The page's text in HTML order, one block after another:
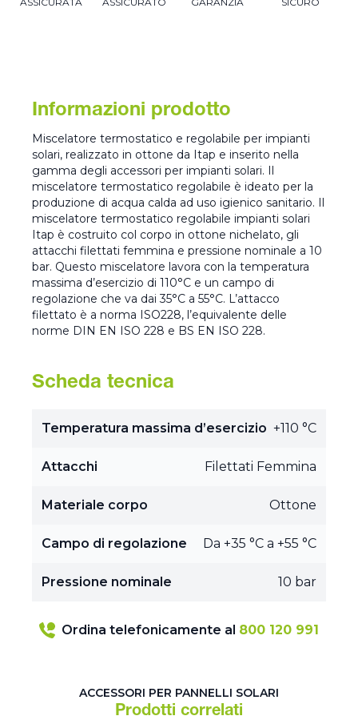
Informazioni prodotto
Miscelatore termostatico e regolabile per impianti
solari, realizzato in ottone da Itap e inserito nella
gamma degli accessori per impianti solari. Il
miscelatore termostatico regolabile è ideato per la
produzione di acqua calda ad uso igienico sanitario. Il
miscelatore termostatico regolabile impianti solari
Itap è costruito col corpo in ottone nichelato, gli
attacchi filettati femmina e pressione nominale a 10
bar. Questo miscelatore lavora con la temperatura
massima d’esercizio di 110°C e un campo di
regolazione che va dai 35°C a 55°C. L’attacco
filettato è a norma ISO228, l’equivalente delle
norme DIN EN ISO 228 e BS EN ISO 228.
Scheda tecnica
Temperatura massima d’esercizio +110 °C
Attacchi Filettati Femmina
Materiale corpo Ottone
Campo di regolazione Da +35 °C a +55 °C
Pressione nominale 10 bar
Ordina telefonicamente al 800 120 991
ACCESSORI PER PANNELLI SOLARI
Prodotti correlati